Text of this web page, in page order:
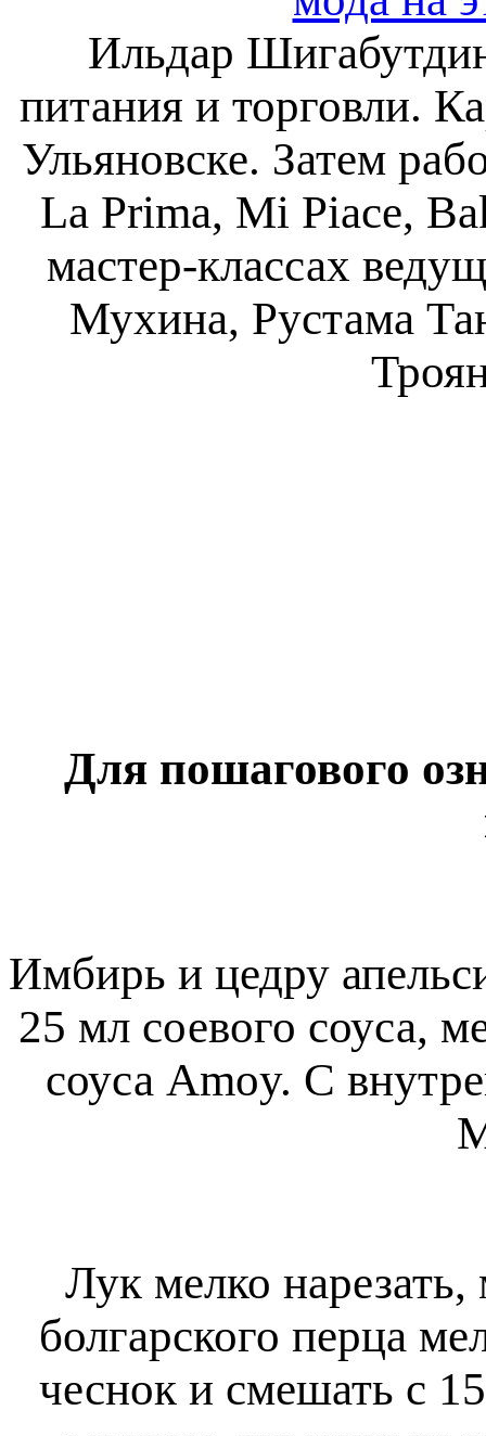
Ильдар
питания и торговли.
Ульяновске. Затем
La Prima, Mi Piace,
мастер-классах
Мухина, Рустама
Для пошагового
Имбирь и цедру
25 мл соевого соуса,
соуса Amoy. С
Лук мелко
болгарского перца
чеснок и смешать с